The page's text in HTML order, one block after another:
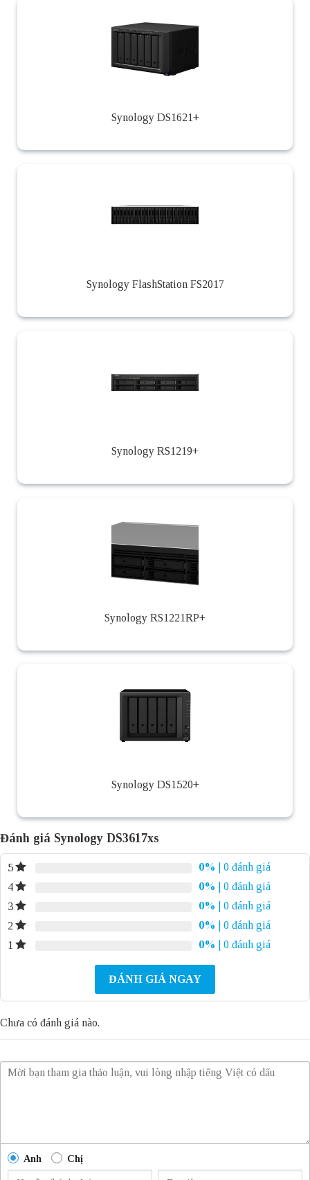
Synology DS1621+
Synology FlashStation FS2017
Synology RS1219+
Synology RS1221RP+
Synology DS1520+
Đánh giá Synology DS3617xs
5 0%
| 0 đánh giá
4
0%
| 0 đánh giá
3
0%
| 0 đánh giá
2
0%
| 0 đánh giá
1
0% | 0 đánh giá
ĐÁNH GIÁ NGAY
Chưa có đánh giá nào.
Anh Chị